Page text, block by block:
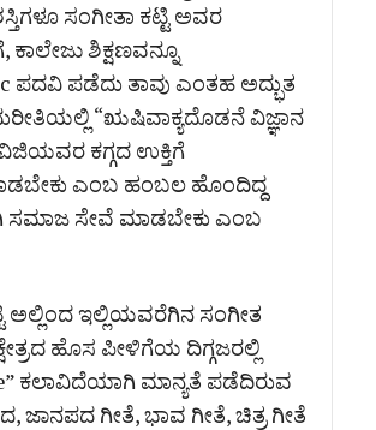
ಸಂಗೀತಾ ಕಟ್ಟಿ ಅವರ
ಶಿಕ್ಷಣವನ್ನೂ
ಪದವಿ ಪಡೆದು ತಾವು ಎಂತಹ ಅದ್ಭುತ
“ಋಷಿವಾಕ್ಯದೊಡನೆ ವಿಜ್ಞಾನ
ಕಗ್ಗದ ಉಕ್ತಿಗೆ
ಎಂಬ ಹಂಬಲ ಹೊಂದಿದ್ದ
ಸಮಾಜ ಸೇವೆ ಮಾಡಬೇಕು ಎಂಬ
ಅಲ್ಲಿಂದ ಇಲ್ಲಿಯವರೆಗಿನ ಸಂಗೀತ
ಹೊಸ ಪೀಳಿಗೆಯ ದಿಗ್ಗಜರಲ್ಲಿ
ಕಲಾವಿದೆಯಾಗಿ ಮಾನ್ಯತೆ ಪಡೆದಿರುವ
ಜಾನಪದ ಗೀತೆ, ಭಾವ ಗೀತೆ, ಚಿತ್ರ ಗೀತೆ